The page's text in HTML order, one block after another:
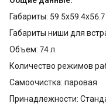
Габариты:
Габариты ниши для
Объем: 74 л
Количество режимов
Самоочистка: паровая
Принадлежности: